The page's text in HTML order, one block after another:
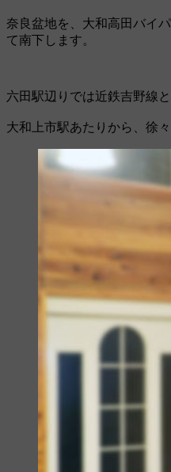
奈良盆地を、大和高田バイ
て南下します。
六田駅辺りでは近鉄吉野線
大和上市駅あたりから、徐